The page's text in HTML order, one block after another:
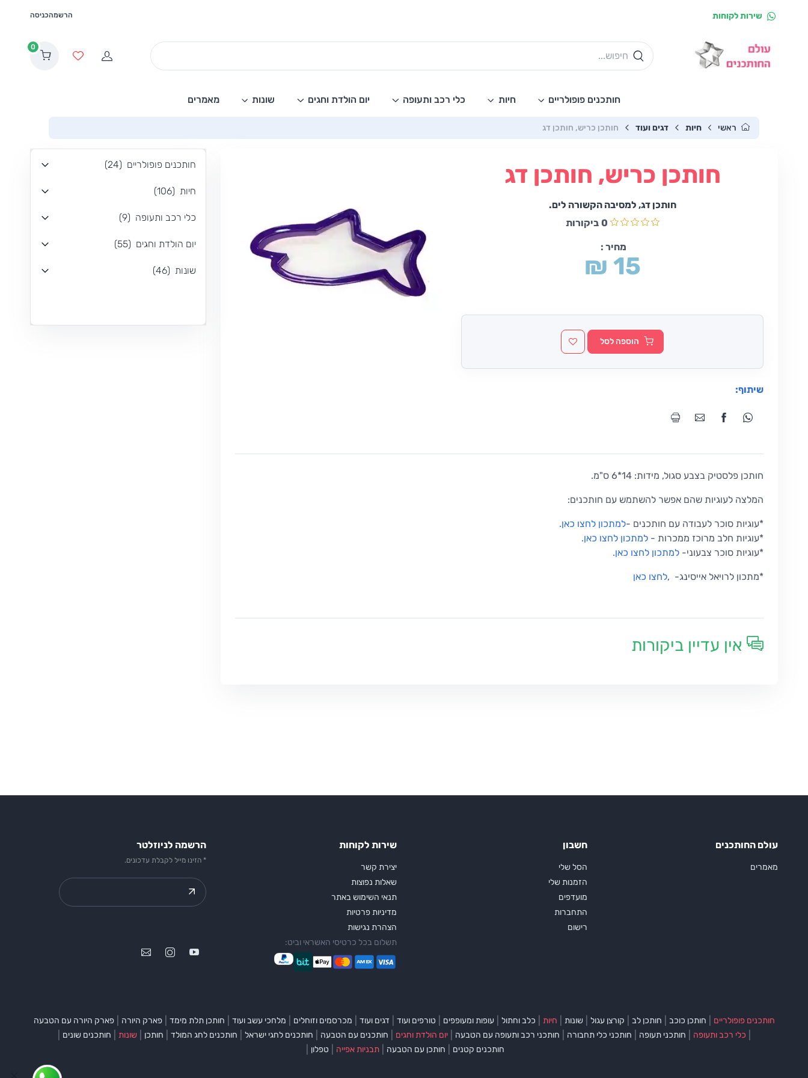
שירות לקוחות הרשמהכניסה
הרשמהמועדפים
0
חותכנים פופולריים חיות כלי רכב ותעופה יום הולדת וחגים שונות מאמרים
ראשי חיות דגים ועוד חותכן כריש, חותכן דג
חותכן כריש, חותכן דג
חותכן דג, למסיבה הקשורה לים.
0 ביקורות
מחיר :
₪ 15
הוספה לסל
שיתוף:
חותכן פלסטיק בצבע סגול, מידות: 14*6 ס"מ.
המלצה לעוגיות שהם אפשר להשתמש עם חותכנים:
*עוגיות סוכר לעבודה עם חותכנים -למתכון לחצו כאן.
*עוגיות חלב מרוכז ממכרות - למתכון לחצו כאן.
*עוגיות סוכר צבעוני- למתכון לחצו כאן.
*מתכון לרויאל אייסינג- ,לחצו כאן
אין עדיין ביקורות
חותכנים פופולריים (
24
)
חיות (
106
)
כלי רכב ותעופה (
9
)
יום הולדת וחגים (
55
)
שונות (
46
)
עולם החותכנים
מאמרים
חשבון
הסל שלי
הזמנות שלי
מועדפים
התחברות
רישום
שירות לקוחות
יצירת קשר
שאלות נפוצות
תנאי השימוש באתר
מדיניות פרטיות
הצהרת נגישות
תשלום בכל כרטיסי האשראי וביט:
הרשמה לניוזלטר
* הזינו מייל לקבלת עדכונים.
חותכנים פופולריים חותכן כוכב חותכן לב קורצן עגול שונות חיות כלב וחתול עופות ומעופפים טורפים ועוד דגים ועוד מכרסמים וזוחלים מלחכי עשב ועוד חותכן תלת מימד פארק היורה פארק היורה עם הטבעה
כלי רכב ותעופה חותכני תעופה חותכני כלי תחבורה חותכני רכב ותעופה עם הטבעה יום הולדת וחגים חותכנים עם הטבעה חותכנים לחגי ישראל חותכנים לחג המולד חותכן שונות חותכנים שונים
חותכנים קטנים חותכן עם הטבעה תבניות אפייה טפלון